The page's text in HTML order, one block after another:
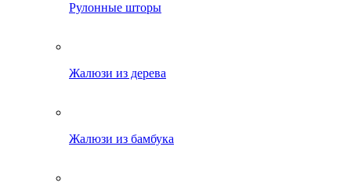
Рулонные шторы
Жалюзи из дерева
Жалюзи из бамбука